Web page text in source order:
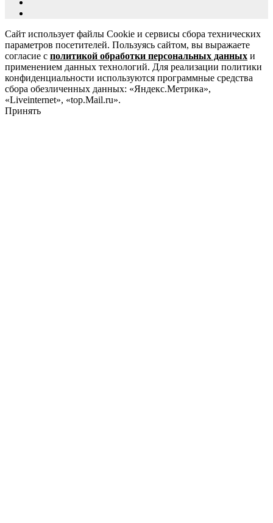
Сайт использует файлы Cookie и сервисы сбора технических
параметров посетителей. Пользуясь сайтом, вы выражаете
согласие с политикой обработки персональных данных и
применением данных технологий. Для реализации политики
конфиденциальности используются программные средства
сбора обезличенных данных: «Яндекс.Метрика»,
«Liveinternet», «top.Mail.ru».
Принять